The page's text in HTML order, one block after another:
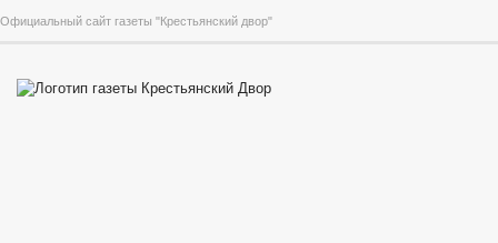
Официальный сайт газеты "Крестьянский двор"